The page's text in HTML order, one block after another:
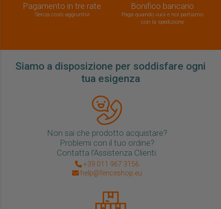
Pagamento in tre rate
Senza costi aggiuntivi
Bonifico bancario
Paga quando vuoi e noi partiamo
con la spedizione
Siamo a disposizione per soddisfare ogni
tua esigenza
Non sai che prodotto acquistare?
Problemi con il tuo ordine?
Contatta l’Assistenza Clienti.
+39 011 967 3156
help@fenceshop.eu